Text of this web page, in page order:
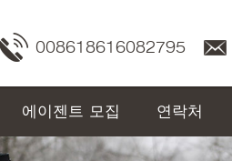
008618616082795
에이젠트 모집 연락처